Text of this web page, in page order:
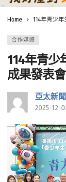
Home 114年青少
合作媒體
114年青
成果發表會
亞太新
2025-12-